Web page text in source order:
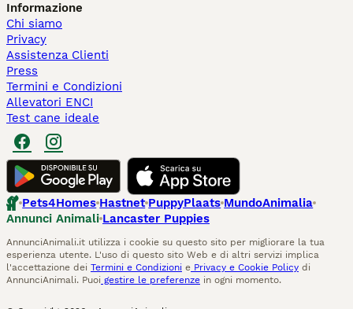
Informazione
Chi siamo
Privacy
Assistenza Clienti
Press
Termini e Condizioni
Allevatori ENCI
Test cane ideale
Pets4Homes Hastnet PuppyPlaats MundoAnimalia
Annunci Animali Lancaster Puppies
AnnunciAnimali.it utilizza i cookie su questo sito per migliorare la tua
esperienza utente. L'uso di questo sito Web e di altri servizi implica
l'accettazione dei Termini e Condizioni e Privacy e Cookie Policy di
AnnunciAnimali. Puoi gestire le preferenze in ogni momento.